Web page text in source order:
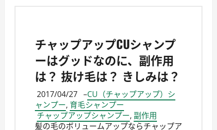
チャップアップCUシャンプ
ーはグッドなのに、副作用
は？ 抜け毛は？ きしみは？
2017/04/27 –CU（チャップアップ）シ
ャンプー, 育毛シャンプー
チャップアップシャンプー, 副作用
髪の毛のボリュームアップならチャップア